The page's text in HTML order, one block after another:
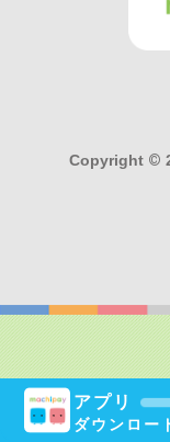
アプリ
ダウンロー
Copyright ©